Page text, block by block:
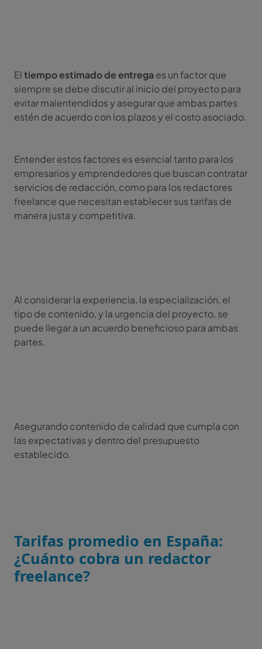
Eltiempo estimado de entregaes un factor que
siempre se debe discutir al inicio del proyecto para
evitar malentendidos y asegurar que ambas partes
estén de acuerdo con los plazos y el costo asociado.
Entender estos factores es esencial tanto para los
empresarios y emprendedores que buscan contratar
servicios de redacción, como para los redactores
freelance que necesitan establecer sus tarifas de
manera justa y competitiva.
Al considerar la experiencia, la especialización, el
tipo de contenido, y la urgencia del proyecto, se
puede llegar a un acuerdo beneficioso para ambas
partes.
Asegurando contenido de calidad que cumpla con
las expectativas y dentro del presupuesto
establecido.
Tarifas promedio en España:
¿Cuánto cobra un redactor
freelance?